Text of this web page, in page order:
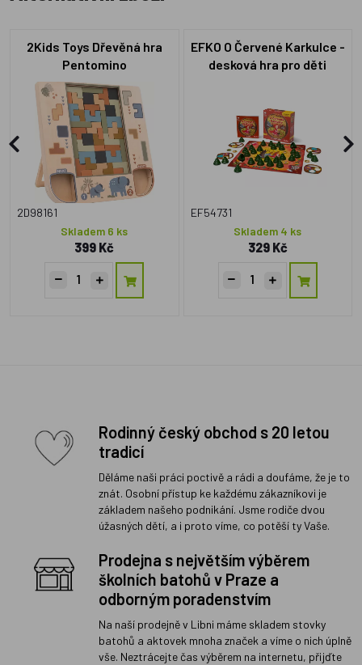
2Kids Toys Dřevěná hra
Pentomino
2D98161
Skladem 6 ks
399 Kč
EFKO O Červené Karkulce -
desková hra pro děti
EF54731
Skladem 4 ks
329 Kč
Rodinný český obchod s 20 letou
tradicí
Děláme naši práci poctivě a rádi a doufáme, že je to
znát. Osobní přístup ke každému zákazníkovi je
základem našeho podnikání. Jsme rodiče dvou
úžasných dětí, a i proto víme, co potěší ty Vaše.
Prodejna s největším výběrem
školních batohů v Praze a
odborným poradenstvím
Na naší prodejně v Libni máme skladem stovky
batohů a aktovek mnoha značek a víme o nich úplně
vše. Neztrácejte čas výběrem na internetu, přijďte